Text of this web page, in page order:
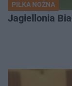
PIŁKA NOŻNA
Jagiellonia